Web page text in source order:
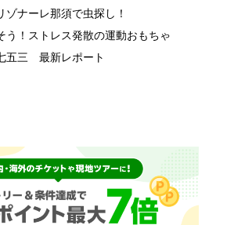
ナーレ那須で虫探し！
う！ストレス発散の運動おもちゃ
五三 最新レポート